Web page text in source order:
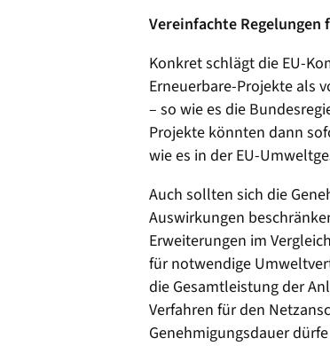
Vereinfachte Regelungen
Konkret schlägt die EU-
Erneuerbare-Projekte als
– so wie es die
Projekte könnten dann
wie es in der EU-
Auch sollten sich die
Auswirkungen
Erweiterungen im
für notwendige
die Gesamtleistung der
Verfahren für den
Genehmigungsdauer